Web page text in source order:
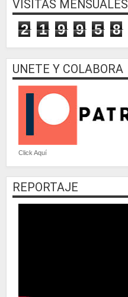
VISITAS MENSUALES
2 1 9 9 5 8
UNETE Y COLABORA
Click Aquí
REPORTAJE